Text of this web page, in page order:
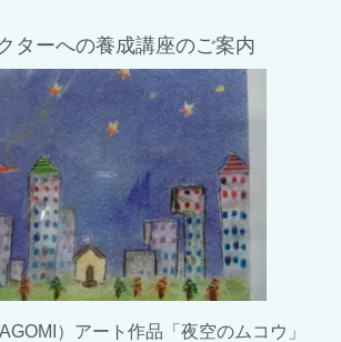
ターへの養成講座のご案内
）アート作品「夜空のムコウ」